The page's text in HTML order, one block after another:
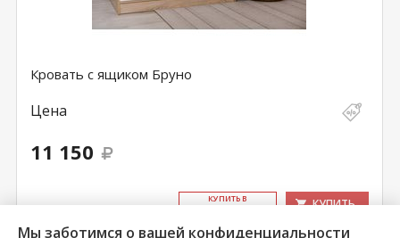
Кровать с ящиком Бруно
Цена
11 150
КУ­ПИТЬ В
КУПИТЬ
Мы заботимся о вашей конфиденциальности